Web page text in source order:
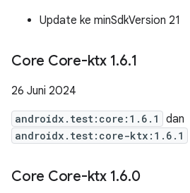
Update ke minSdkVersion 21
Core Core-ktx 1.6.1
26 Juni 2024
androidx.test:core:1.6.1 dan
androidx.test:core-ktx:1.6.1
Core Core-ktx 1.6.0